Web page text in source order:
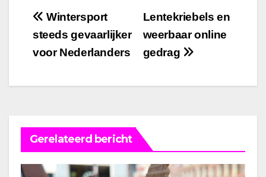
Bericht
navigatie
Lentekriebels en
weerbaar online
gedrag
Wintersport
steeds gevaarlijker
voor Nederlanders
Gerelateerd bericht